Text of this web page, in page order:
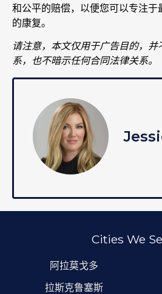
和公平的赔偿，以便您可以专注
的康复。
请注意，本文仅用于广告目的，
系，也不暗示任何合同法律关系。
Cities We
阿拉莫戈多
拉斯克鲁塞斯